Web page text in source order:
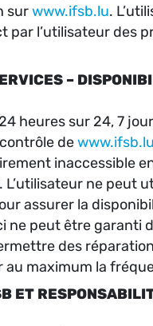
sur www.ifsb.lu.
l’utilisateur des
–
heures sur 24, 7
de www.ifsb.lu
inaccessible
ne peut
assurer la
ne peut être garanti
des
au maximum la
ET